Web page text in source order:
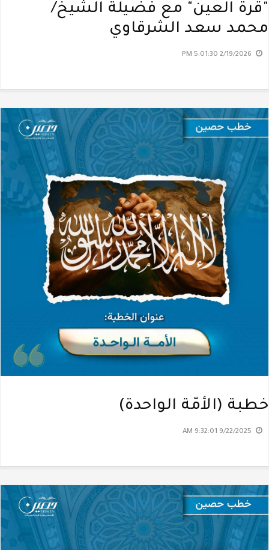
"قرة العين" مع فضيلة الشيخ/
محمد سعد الشرقاوي
2/19/2026 5:01:30 PM
خطبة (الأمّة الواحدة)
9/22/2025 9:32:01 AM